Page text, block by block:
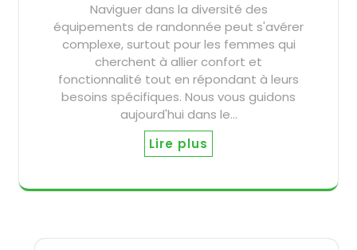
Naviguer dans la diversité des
équipements de randonnée peut s'avérer
complexe, surtout pour les femmes qui
cherchent à allier confort et
fonctionnalité tout en répondant à leurs
besoins spécifiques. Nous vous guidons
aujourd'hui dans le…
Lire plus